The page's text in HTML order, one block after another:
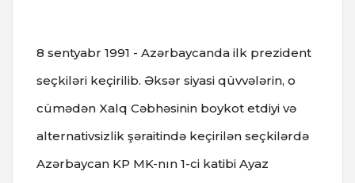
8 sentyabr 1991 - Azərbaycanda ilk prezident
seçkiləri keçirilib. Əksər siyasi qüvvələrin, o
cümədən Xalq Cəbhəsinin boykot etdiyi və
alternativsizlik şəraitində keçirilən seçkilərdə
Azərbaycan KP MK-nın 1-ci katibi Ayaz